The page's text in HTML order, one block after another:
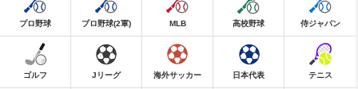
プロ野球 プロ野球(2軍) MLB 高校野球 侍ジャパン
ゴルフ Jリーグ 海外サッカー 日本代表 テニス